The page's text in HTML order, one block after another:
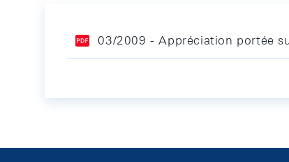
03/2009 - Appréciation portée